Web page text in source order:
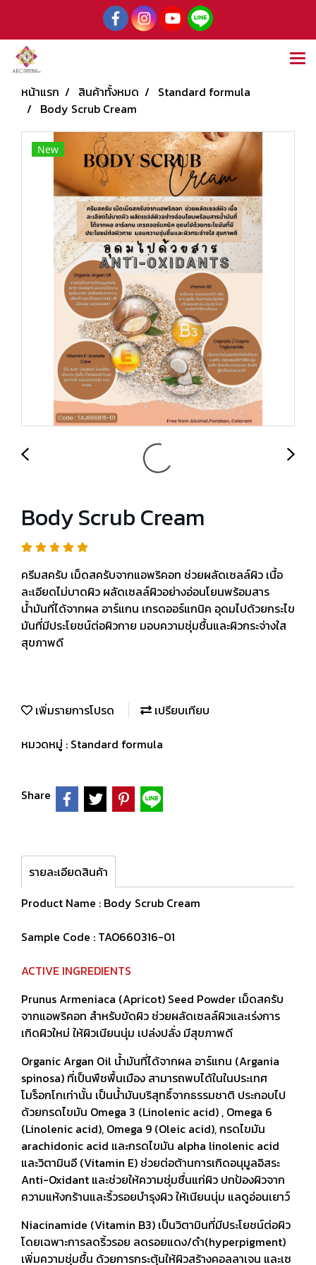
หน้าแรก สินค้าทั้งหมด
Standard formula
Body Scrub Cream
New
Body Scrub Cream
ครีมสครับ เม็ดสครับจากแอพริคอท ช่วยผลัดเซลล์ผิว เนื้อ
ละเอียดไม่บาดผิว ผลัดเซลล์ผิวอย่างอ่อนโยนพร้อมสาร
น้ำมันที่ได้จากผล อาร์แกน เกรดออร์แกนิค อุดมไปด้วยกระไข
มันที่มีประโยชน์ต่อผิวกาย มอบความชุ่มชื้นและผิวกระจ่างใส
สุขภาพดี
เพิ่มรายการโปรด
เปรียบเทียบ
หมวดหมู่ : Standard formula
Share
รายละเอียดสินค้า
Product Name : Body Scrub Cream
Sample Code : TAO660316-01
ACTIVE INGREDIENTS
Prunus Armeniaca (Apricot) Seed Powder เม็ดสครับ
จากแอพริคอท สำหรับขัดผิว ช่วยผลัดเซลล์ผิวและเร่งการ
เกิดผิวใหม่ ให้ผิวเนียนนุ่ม เปล่งปลั่ง มีสุขภาพดี
Organic Argan Oil น้ำมันที่ได้จากผล อาร์แกน (Argania
spinosa) ที่เป็นพืชพื้นเมือง สามารถพบได้ในในประเทศ
โมร็อกโกเท่านั้น เป็นน้ำมันบริสุทธิ์จากธรรมชาติ ประกอบไป
ด้วยกรดไขมัน Omega 3 (Linolenic acid) , Omega 6
(Linolenic acid), Omega 9 (Oleic acid), กรดไขมัน
arachidonic acid และกรดไขมัน alpha linolenic acid
และวิตามินอี (Vitamin E) ช่วยต่อต้านการเกิดอนุมูลอิสระ
Anti-Oxidant และช่วยให้ความชุ่มชื่นแก่ผิว ปกป้องผิวจาก
ความแห้งกร้านและริ้วรอยบำรุงผิว ให้เนียนนุ่ม แลดูอ่อนเยาว์
Niacinamide (Vitamin B3) เป็นวิตามินที่มีประโยชน์ต่อผิว
โดยเฉพาะการลดริ้วรอย ลดรอยแดง/ดำ(hyperpigment)
เพิ่มความชุ่มชื้น ด้วยการกระตุ้นให้ผิวสร้างคอลลาเจน และเซ